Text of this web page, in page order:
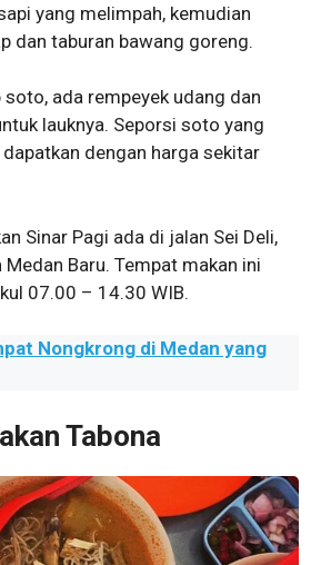
yang melimpah, kemudian
dan taburan bawang goreng.
soto, ada rempeyek udang dan
lauknya. Seporsi soto yang
dengan harga sekitar
Sinar Pagi ada di jalan Sei Deli,
Baru. Tempat makan ini
07.00 – 14.30 WIB.
Nongkrong di Medan yang
Tabona